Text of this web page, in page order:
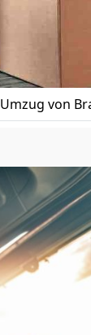
Umzug von